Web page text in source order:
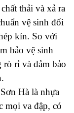
thải và xả ra
vệ sinh đối
kín. So với
bảo vệ sinh
rỉ và đảm bảo
Hà là nhựa
mọi va đập, có